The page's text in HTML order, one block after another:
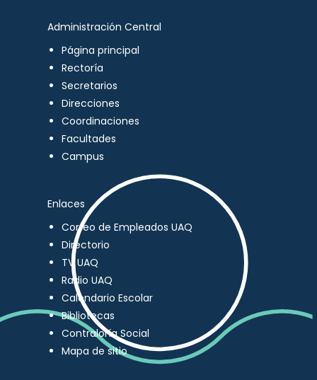
Administración Central
Página principal
Rectoría
Secretarios
Direcciones
Coordinaciones
Facultades
Campus
Enlaces
Correo de Empleados UAQ
Directorio
TV UAQ
Radio UAQ
Calendario Escolar
Bibliotecas
Contraloría Social
Mapa de sitio